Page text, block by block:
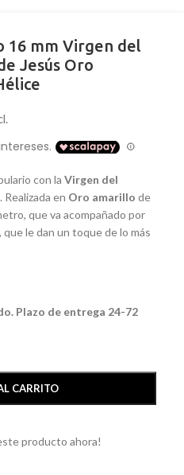
16 mm Virgen del
Jesús Oro
con la Virgen del
. Realizada en Oro amarillo de
que va acompañado por
le dan un toque de lo más
Plazo de entrega 24-72
CARRITO
producto ahora!